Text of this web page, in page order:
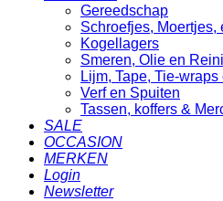
Gereedschap
Schroefjes, Moertjes,
Kogellagers
Smeren, Olie en
Lijm, Tape, Tie-
Verf en Spuiten
Tassen, koffers &
SALE
OCCASION
MERKEN
Login
Newsletter